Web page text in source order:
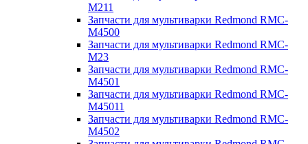
M211
Запчасти для мультиварки Redmond RMC-
M4500
Запчасти для мультиварки Redmond RMC-
M23
Запчасти для мультиварки Redmond RMC-
M4501
Запчасти для мультиварки Redmond RMC-
M45011
Запчасти для мультиварки Redmond RMC-
M4502